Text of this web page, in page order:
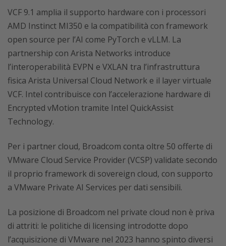
VCF 9.1 amplia il supporto hardware con i processori
AMD Instinct MI350 e la compatibilità con framework
open source per l’AI come PyTorch e vLLM. La
partnership con Arista Networks introduce
l’interoperabilità EVPN e VXLAN tra l’infrastruttura
fisica Arista Universal Cloud Network e il layer virtuale
VCF. Intel contribuisce con l’accelerazione hardware di
Encrypted vMotion tramite Intel QuickAssist
Technology.
Per i partner cloud, Broadcom conta oltre 50 offerte di
VMware Cloud Service Provider (VCSP) validate secondo
il proprio framework di sovereign cloud, con supporto
a VMware Private AI Services per dati sensibili.
La posizione di Broadcom nel private cloud non è priva
di attriti: le politiche di licensing introdotte dopo
l’acquisizione di VMware nel 2023 hanno spinto diversi